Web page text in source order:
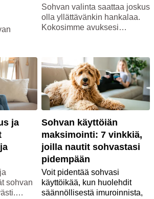
milloin
Sohvan valinta saattaa joskus
olla yllättävänkin hankalaa.
Kokosimme avuksesi
löytäminen helpottuu!
ja
sohvan
Sohvan käyttöiän
maksimointi: 7 vinkkiä,
joilla nautit sohvastasi
pidempään
Voit pidentää sohvasi
käyttöikää, kun huolehdit
säännöllisestä imuroinnista,